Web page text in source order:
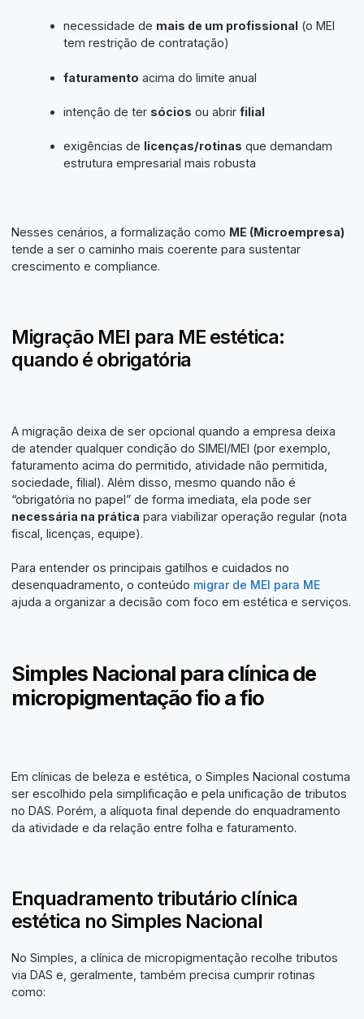
necessidade de mais de um profissional (o MEI
tem restrição de contratação)
faturamento acima do limite anual
intenção de ter sócios ou abrirfilial
exigências de licenças/rotinas que demandam
estrutura empresarial mais robusta
Nesses cenários, a formalização como ME (Microempresa)
tende a ser o caminho mais coerente para sustentar
crescimento e compliance.
Migração MEI para ME estética:
quando é obrigatória
A migração deixa de ser opcional quando a empresa deixa
de atender qualquer condição do SIMEI/MEI (por exemplo,
faturamento acima do permitido, atividade não permitida,
sociedade, filial). Além disso, mesmo quando não é
“obrigatória no papel” de forma imediata, ela pode ser
necessária na prática para viabilizar operação regular (nota
fiscal, licenças, equipe).
Para entender os principais gatilhos e cuidados no
desenquadramento, o conteúdo migrar de MEI para ME
ajuda a organizar a decisão com foco em estética e serviços.
Simples Nacional para clínica de
micropigmentação fio a fio
Em clínicas de beleza e estética, o Simples Nacional costuma
ser escolhido pela simplificação e pela unificação de tributos
no DAS. Porém, a alíquota final depende do enquadramento
da atividade e da relação entre folha e faturamento.
Enquadramento tributário clínica
estética no Simples Nacional
No Simples, a clínica de micropigmentação recolhe tributos
via DAS e, geralmente, também precisa cumprir rotinas
como: